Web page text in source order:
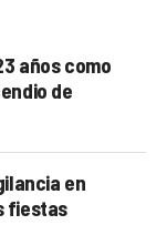
años como
de
en
fiestas